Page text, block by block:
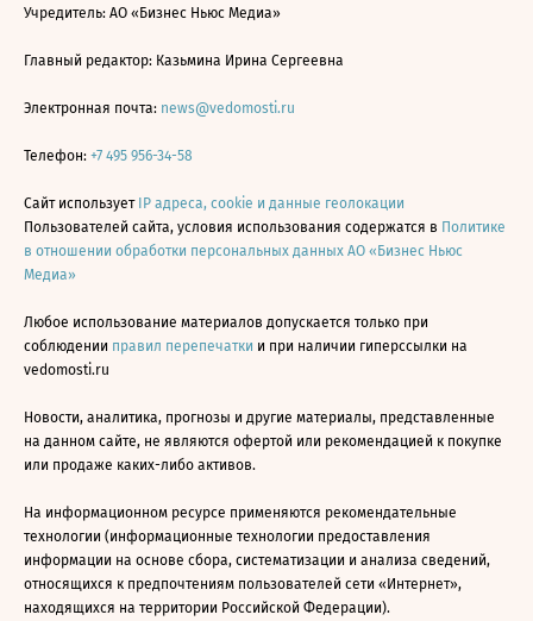
Учредитель: АО «Бизнес Ньюс Медиа»
Главный редактор: Казьмина Ирина Сергеевна
Электронная почта: news@vedomosti.ru
Телефон: +7 495 956-34-58
Сайт использует IP адреса, cookie и данные геолокации
Пользователей сайта, условия использования содержатся в Политике
в отношении обработки персональных данных АО «Бизнес Ньюс
Медиа»
Любое использование материалов допускается только при
соблюдении правил перепечатки и при наличии гиперссылки на
vedomosti.ru
Новости, аналитика, прогнозы и другие материалы, представленные
на данном сайте, не являются офертой или рекомендацией к покупке
или продаже каких-либо активов.
На информационном ресурсе применяются рекомендательные
технологии (информационные технологии предоставления
информации на основе сбора, систематизации и анализа сведений,
относящихся к предпочтениям пользователей сети «Интернет»,
находящихся на территории Российской Федерации).